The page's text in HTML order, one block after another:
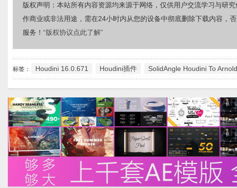
版权声明：本站所有内容资源均来源于网络，仅供用户交流学习与研
作商业或非法用途，需在24小时内从您的设备中彻底删除下载内容，
服务！ “版权协议点此了解”
标签： Houdini 16.0.671 Houdini插件 SolidAngle Houdini To